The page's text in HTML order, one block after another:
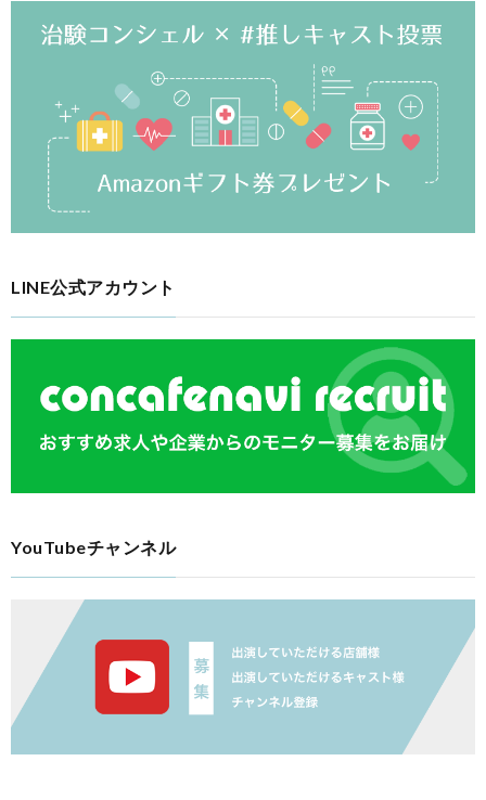
LINE公式アカウント
YouTubeチャンネル